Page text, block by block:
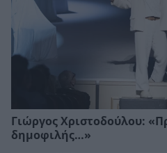
Γιώργος Χριστοδούλου:
δημοφιλής…»